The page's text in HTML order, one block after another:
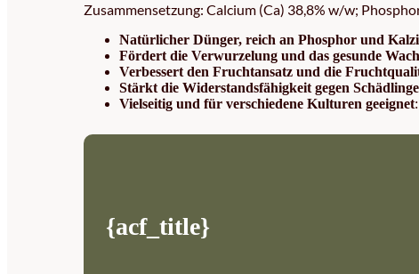
Zusammensetzung: Calcium (Ca) 38,8% w/w;
Natürlicher Dünger, reich an Phosphor und
Fördert die Verwurzelung und das gesunde
Verbessert den Fruchtansatz und die
Stärkt die Widerstandsfähigkeit gegen
Vielseitig und für verschiedene Kulturen geeignet
{acf_title}